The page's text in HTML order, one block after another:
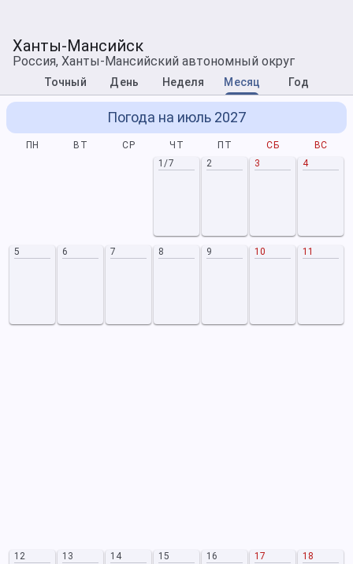
Ханты-Мансийск
Россия, Ханты-Мансийский автономный округ
Точный День Неделя Месяц Год
Погода на июль 2027
ПН ВТ СР ЧТ ПТ СБ
ВС
1/7
2 3 4
5 6 7 8 9 10 11
12 13 14 15 16 17 18